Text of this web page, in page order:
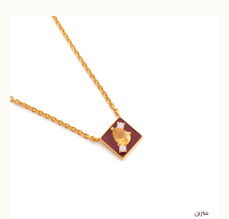
سترين